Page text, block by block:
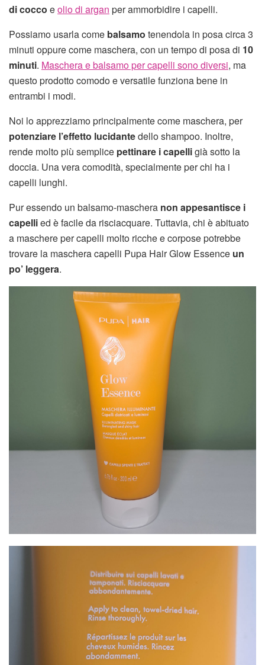
di cocco eolio di argan per ammorbidire i capelli.
Possiamo usarla come balsamo tenendola in posa circa 3
minuti oppure come maschera, con un tempo di posa di 10
minuti. Maschera e balsamo per capelli sono diversi, ma
questo prodotto comodo e versatile funziona bene in
entrambi i modi.
Noi lo apprezziamo principalmente come maschera, per
potenziare l’effetto lucidantedello shampoo. Inoltre,
rende molto più semplice pettinare i capelligià sotto la
doccia. Una vera comodità, specialmente per chi ha i
capelli lunghi.
Pur essendo un balsamo-maschera non appesantisce i
capellied è facile da risciacquare. Tuttavia, chi è abituato
a maschere per capelli molto ricche e corpose potrebbe
trovare la maschera capelli Pupa Hair Glow Essence un
po’ leggera.